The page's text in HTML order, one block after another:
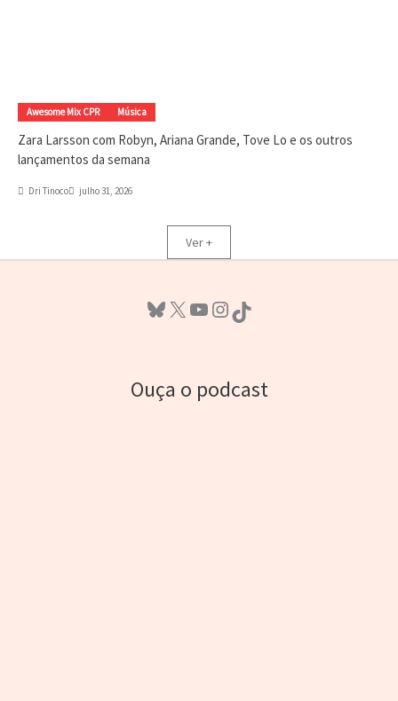
Awesome Mix CPR Música
Zara Larsson com Robyn, Ariana Grande, Tove Lo e os outros
lançamentos da semana
Dri Tinoco julho 31, 2026
Ver +
Bluesky X Youtube InstagramTikTok
Ouça o podcast